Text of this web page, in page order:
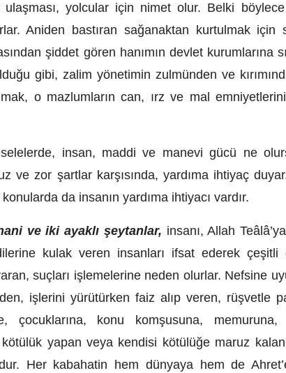
ulaşması, yolcular için nimet olur. Belki
Aniden bastıran sağanaktan kurtulmak için
şiddet gören hanımın devlet kurumlarına
gibi, zalim yönetimin zulmünden ve
o mazlumların can, ırz ve mal
insan, maddi ve manevi gücü ne
ve zor şartlar karşısında, yardıma ihtiyaç
da insanın yardıma ihtiyacı vardır.
ve iki ayaklı şeytanlar, insanı, Allah
kulak veren insanları ifsat ederek çeşitli
suçları işlemelerine neden olurlar. Nefsine
işlerini yürütürken faiz alıp veren, rüşvetle
çocuklarına, konu komşusuna,
kötülük yapan veya kendisi kötülüğe maruz
Her kabahatin hem dünyaya hem de